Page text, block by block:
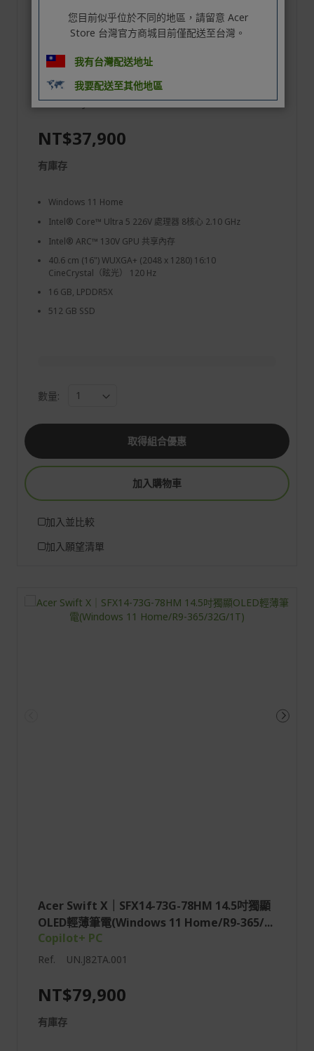
Copilot+ PC輕薄OLED AI筆電(Windows 11 ...
Copilot+ PC
Ref. UN.JNMTA.002
NT$37,900
有庫存
Windows 11 Home
Intel® Core™ Ultra 5 226V 處理器 8核心 2.10 GHz
Intel® ARC™ 130V GPU 共享內存
40.6 cm (16") WUXGA+ (2048 x 1280) 16:10
CineCrystal（眩光） 120 Hz
16 GB, LPDDR5X
512 GB SSD
數量:
取得組合優惠
加入購物車
加入並比較
加入願望清單
Acer Swift X｜SFX14-73G-78HM 14.5吋獨顯
OLED輕薄筆電(Windows 11 Home/R9-365/...
Copilot+ PC
Ref. UN.J82TA.001
NT$79,900
有庫存
您目前似乎位於不同的地區，請留意 Acer
Store 台灣官方商城目前僅配送至台灣。
我有台灣配送地址
我要配送至其他地區